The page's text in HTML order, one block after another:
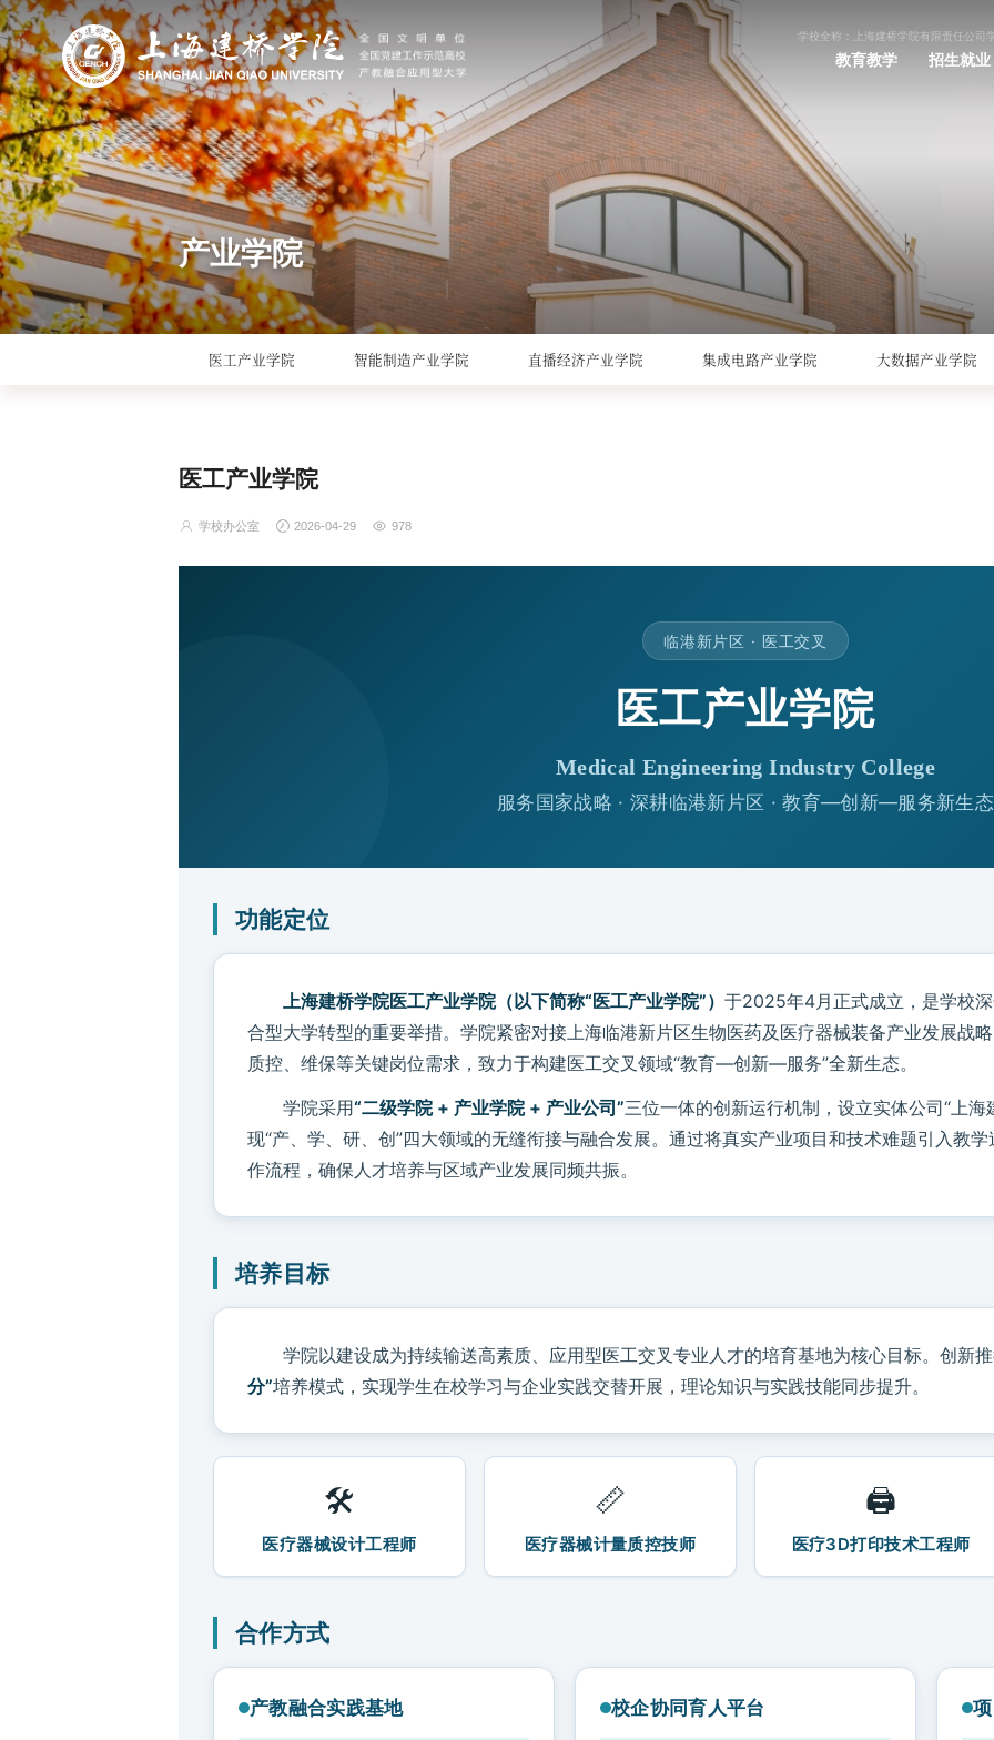
学校全称：上海建桥学院有限责任公司
教育教学 招生就业
产业学院
医工产业学院 智能制造产业学院 直播经济产业学院 集成电路产业学院 大数据产业学院
医工产业学院
学校办公室 2026-04-29 978
临港新片区 · 医工交叉
医工产业学院
Medical Engineering Industry College
服务国家战略 · 深耕临港新片区 · 教育—创新—服务新生态
功能定位
上海建桥学院医工产业学院（以下简称“医工产业学院”） 于2025年4月正式成立，是学校
合型大学转型的重要举措。学院紧密对接上海临港新片区生物医药及医疗器械装备产业发展战
质控、维保等关键岗位需求，致力于构建医工交叉领域“教育—创新—服务”全新生态。
学院采用“二级学院 + 产业学院 + 产业公司”三位一体的创新运行机制，设立实体公司“上
现“产、学、研、创”四大领域的无缝衔接与融合发展。通过将真实产业项目和技术难题引入教
作流程，确保人才培养与区域产业发展同频共振。
培养目标
学院以建设成为持续输送高素质、应用型医工交叉专业人才的培育基地为核心目标。创新
分”培养模式，实现学生在校学习与企业实践交替开展，理论知识与实践技能同步提升。
🛠️
医疗器械设计工程师
📏
医疗器械计量质控技师
🖨️
医疗3D打印技术工程师
合作方式
产教融合实践基地 校企协同育人平台